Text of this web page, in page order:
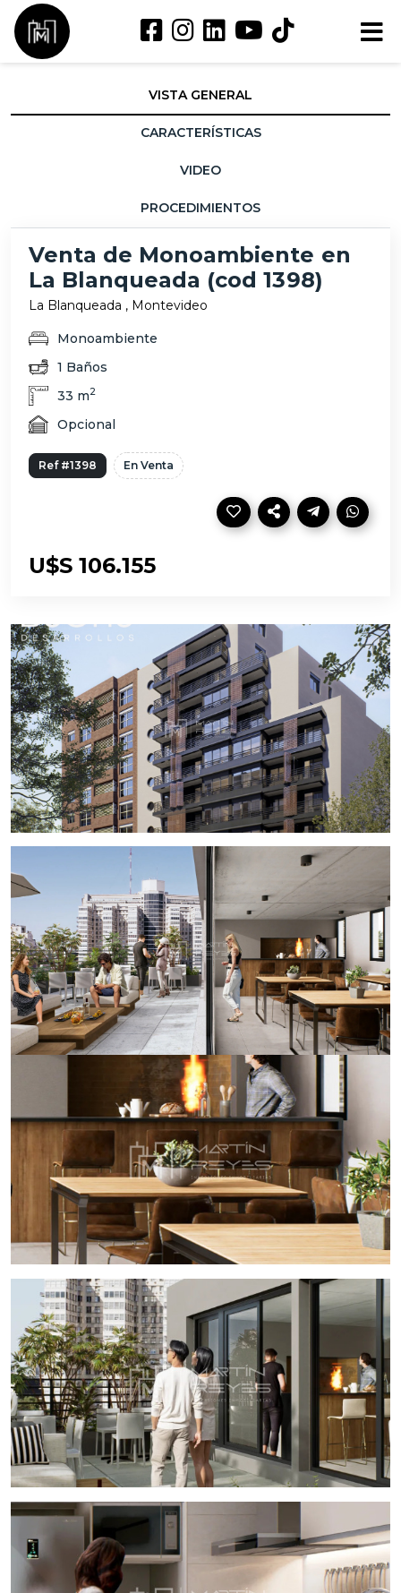
VISTA GENERAL
CARACTERÍSTICAS
VIDEO
PROCEDIMIENTOS
Venta de Monoambiente en
La Blanqueada (cod 1398)
La Blanqueada , Montevideo
Monoambiente
1 Baños
33 m2
Opcional
Ref #1398 En Venta
U$S 106.155